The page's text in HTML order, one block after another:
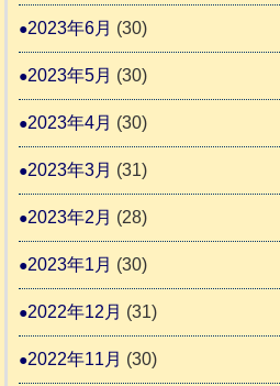
2023年6月 (30)
2023年5月 (30)
2023年4月 (30)
2023年3月 (31)
2023年2月 (28)
2023年1月 (30)
2022年12月 (31)
2022年11月 (30)